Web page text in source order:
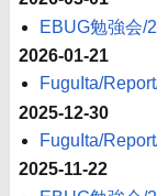
EBUG勉強会/
2026-01-21
FuguIta/
2025-12-30
FuguIta/
2025-11-22